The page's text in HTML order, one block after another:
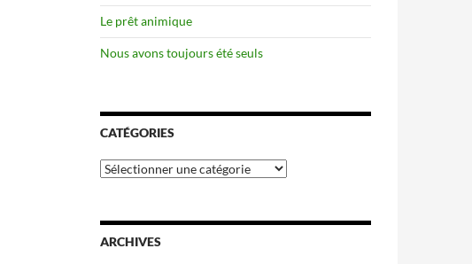
Le prêt animique
Nous avons toujours été seuls
CATÉGORIES
Catégories
ARCHIVES